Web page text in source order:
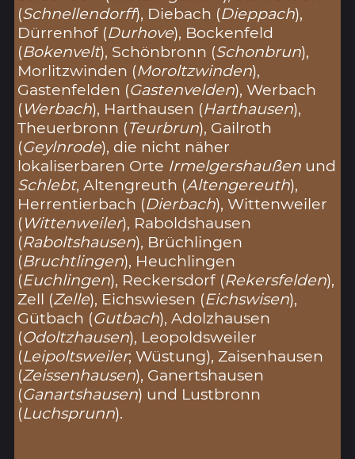
(Schnellendorff), Diebach (Dieppach),
Dürrenhof (Durhove), Bockenfeld
(Bokenvelt), Schönbronn (Schonbrun),
Morlitzwinden (Moroltzwinden),
Gastenfelden (Gastenvelden), Werbach
(Werbach), Harthausen (Harthausen),
Theuerbronn (Teurbrun), Gailroth
(Geylnrode), die nicht näher
lokaliserbaren Orte Irmelgershaußen und
Schlebt, Altengreuth (Altengereuth),
Herrentierbach (Dierbach), Wittenweiler
(Wittenweiler), Raboldshausen
(Raboltshausen), Brüchlingen
(Bruchtlingen), Heuchlingen
(Euchlingen), Reckersdorf (Rekersfelden),
Zell (Zelle), Eichswiesen (Eichswisen),
Gütbach (Gutbach), Adolzhausen
(Odoltzhausen), Leopoldsweiler
(Leipoltsweiler; Wüstung), Zaisenhausen
(Zeissenhausen), Ganertshausen
(Ganartshausen) und Lustbronn
(Luchsprunn).